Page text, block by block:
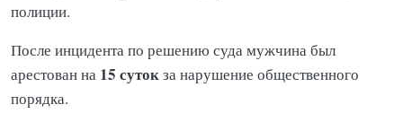
полиции.
После инцидента по решению суда мужчина был
арестован на 15 сутокза нарушение общественного
порядка.